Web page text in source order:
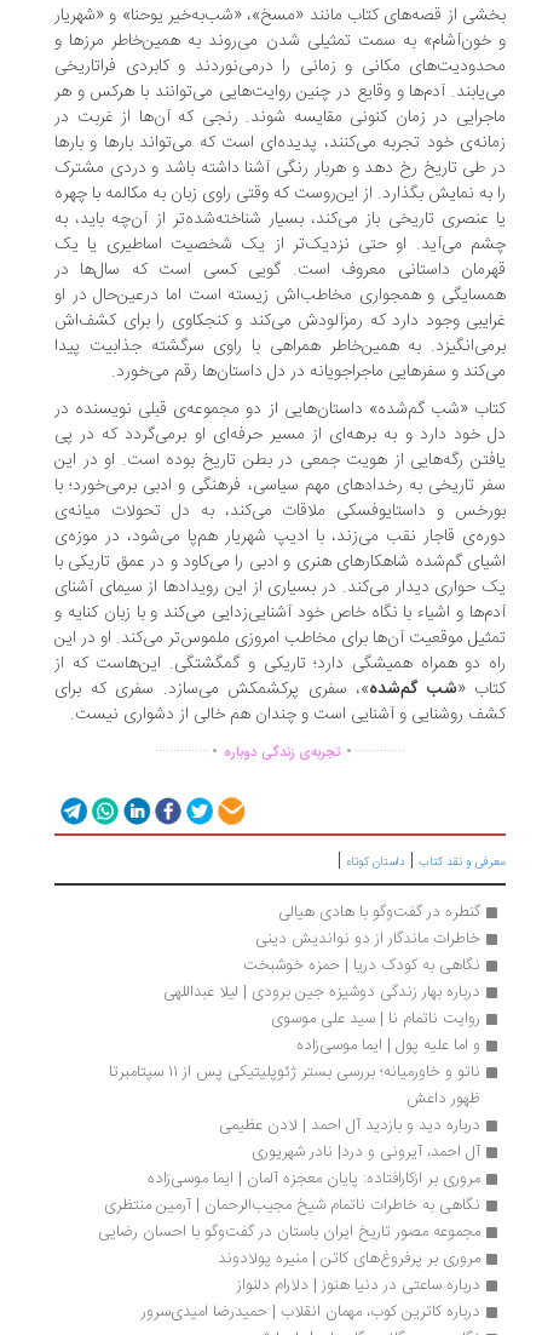
از قصه‌های کتاب مانند «مسخ»، «شب‌به‌خیر یوحنا» و «شهریار
به سمت تمثیلی شدن می‌روند به همین‌خاطر مرزها و
مکانی و زمانی را درمی‌نوردند و کابردی فراتاریخی
آدم‌ها و وقایع در چنین روایت‌هایی می‌توانند با هرکس و هر
در زمان کنونی مقایسه شوند. رنجی که آن‌ها از غربت در
خود تجربه می‌کنند، پدیده‌ای است که می‌تواند بارها و بارها
طی تاریخ رخ دهد و هربار رنگی آشنا داشته باشد و دردی مشترک
به نمایش بگذارد. از این‌روست که وقتی راوی زبان به مکالمه با چهره
عنصری تاریخی باز می‌کند، بسیار شناخته‌شده‌تر از آن‌چه باید، به
می‌آید. او حتی نزدیک‌تر از یک شخصیت اساطیری یا یک
داستانی معروف است. گویی کسی است که سال‌ها در
و همجواری مخاطب‌اش زیسته است اما درعین‌حال در او
وجود دارد که رمزآلودش می‌کند و کنجکاوی را برای کشف‌اش
به همین‌خاطر همراهی با راوی سرگشته جذابیت پیدا
و سفرهایی ماجراجویانه در دل داستان‌ها رقم می‌خورد.
«شب گم‌شده» داستان‌هایی از دو مجموعه‌ی قبلی نویسنده در
خود دارد و به برهه‌ای از مسیر حرفه‌ای او برمی‌گردد که در پی
رگه‌هایی از هویت جمعی در بطن تاریخ بوده است. او در این
تاریخی به رخدادهای مهم سیاسی، فرهنگی و ادبی برمی‌خورد؛ با
و داستایوفسکی ملاقات می‌کند، به دل تحولات میانه‌ی
قاجار نقب می‌زند، با ادیپ شهریار هم‌پا می‌شود، در موزه‌ی
گم‌شده شاهکارهای هنری و ادبی را می‌کاود و در عمق تاریکی با
حواری دیدار می‌کند. در بسیاری از این رویدادها از سیمای آشنای
و اشیاء با نگاه خاص خود آشنایی‌زدایی می‌کند و با زبان کنایه و
موقعیت آن‌ها برای مخاطب امروزی ملموس‌تر می‌کند. او در این
دو همراه همیشگی دارد؛ تاریکی و گمگشتگی. این‌هاست که از
«شب گم‌شده»، سفری پرکشمکش می‌سازد. سفری که برای
روشنایی و آشنایی است و چندان هم خالی از دشواری نیست.
................تجربه‌ی زندگی دوباره ...............
و نقد کتاب|داستان کوتاه|
گنطره در گفت‌وگو با هادی هیالی
خاطرات ماندگار از دو نواندیش دینی
نگاهی به کودک دریا | حمزه خوشبخت
درباره بهار زندگی دوشیزه جین برودی | لیلا عبداللهی
روایت ناتمام نا | سید علی موسوی
و اما علیه پول | ایما موسی‌زاده
ناتو و خاورمیانه؛ بررسی بستر ژئوپلیتیکی پس از ۱۱ سپتامبرتا
ظهور داعش
درباره دید و بازدید آل احمد | لادن عظیمی
آل احمد، آیرونی و درد| نادر شهریوری
مروری بر ازکارافتاده: پایان معجزه آلمان | ایما موسی‌زاده
نگاهی به خاطرات ناتمام شیخ مجیب‌الرحمان | آرمین منتظری
مجموعه مصور تاریخ ایران باستان در گفت‌وگو با احسان رضایی
مروری بر پرفروغ‌های کاتن | منیره پولادوند
درباره ساعتی در دنیا هنوز | دلارام دلنواز
درباره کاترین‌ کوب، مهمان انقلاب | حمیدرضا امیدی‌سرور